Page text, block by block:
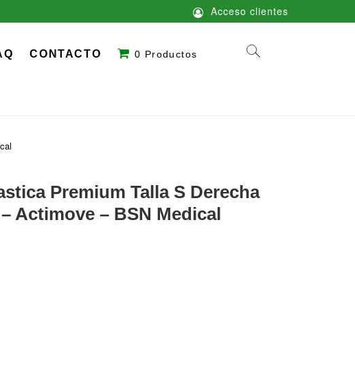
Acceso clientes
CONTACTO 0 Productos
Premium Talla S Derecha
Actimove – BSN Medical